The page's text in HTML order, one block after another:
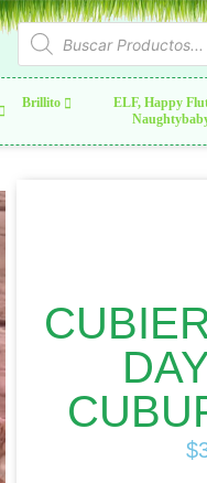
Brillito
ELF, Happy
$